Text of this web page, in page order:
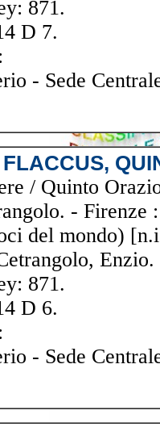
871.
D 7.
- Sede
/ Quinto
- Firenze
del mondo)
Enzio.
871.
D 6.
- Sede